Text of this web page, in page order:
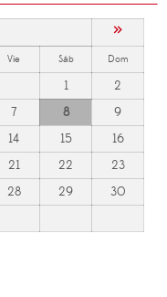
»
Vie Sáb Dom
1
2
7 8
9
14 15
16
21 22
23
28 29
30